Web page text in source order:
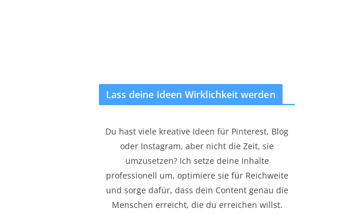
Lass deine Ideen Wirklichkeit werden
Du hast viele kreative Ideen für Pinterest, Blog
oder Instagram, aber nicht die Zeit, sie
umzusetzen? Ich setze deine Inhalte
professionell um, optimiere sie für Reichweite
und sorge dafür, dass dein Content genau die
Menschen erreicht, die du erreichen willst.